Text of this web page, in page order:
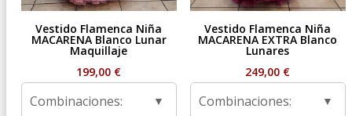
Vestido Flamenca Niña
MACARENA Blanco Lunar
Maquillaje
199,00 €
Combinaciones:
Vestido Flamenca Niña
MACARENA EXTRA Blanco
Lunares
249,00 €
Combinaciones: